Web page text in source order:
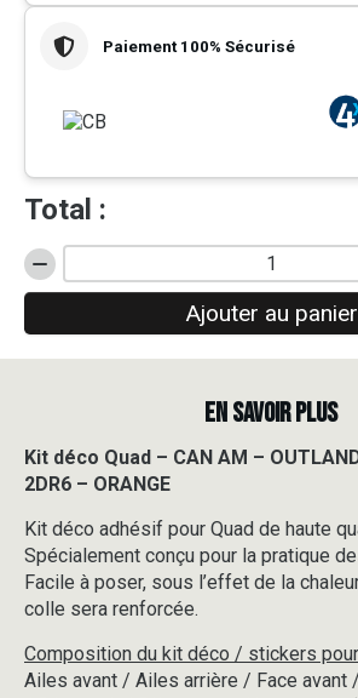
Paiement 100% Sécurisé
Total :
quantité
de
Quad
-
OUTLANDER
1000
-
2DR6
-
ORANGE
Ajouter au panier
EN SAVOIR PLUS
Kit déco Quad – CAN AM –
2DR6 – ORANGE
Kit déco adhésif pour Quad de haute
Spécialement conçu pour la pratique
Facile à poser, sous l’effet de la
colle sera renforcée.
Composition du kit déco / stickers
Ailes avant / Ailes arrière / Face avant